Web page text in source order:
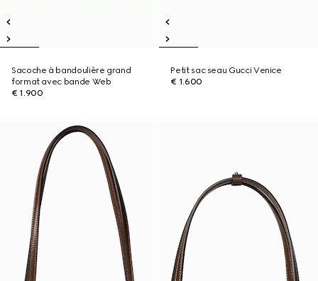
Sacoche à bandoulière grand
format avec bande Web
€ 1.900
Petit sac seau Gucci Venice
€ 1.600